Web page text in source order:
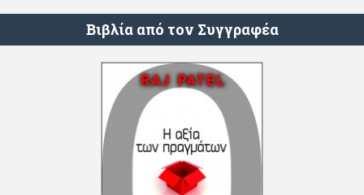
Βιβλία από τον Συγγραφέα